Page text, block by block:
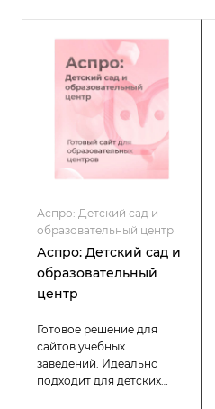
Аспро: Детский сад и
образовательный центр
Аспро: Детский сад и
образовательный
центр
Готовое решение для
сайтов учебных
заведений. Идеально
подходит для детских